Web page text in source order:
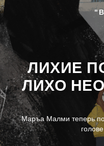
ЛИХИЕ
ЛИХО
Маръа Малми теперь